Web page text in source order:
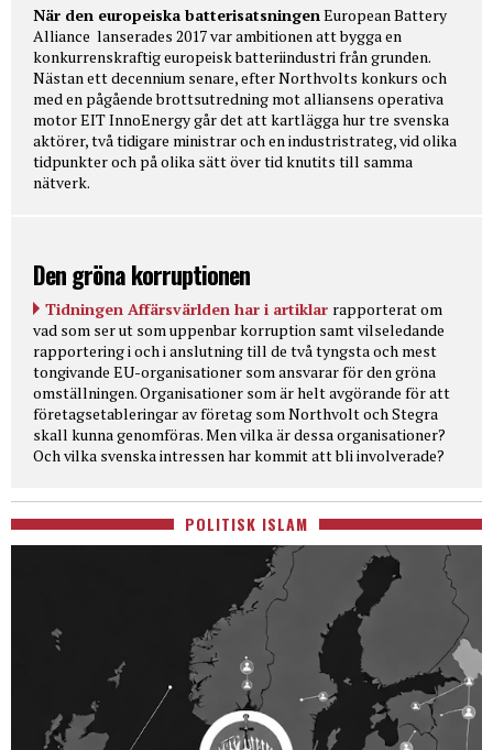
När den europeiska batterisatsningenEuropean Battery
Alliance lanserades 2017 var ambitionen att bygga en
konkurrenskraftig europeisk batteriindustri från grunden.
Nästan ett decennium senare, efter Northvolts konkurs och
med en pågående brottsutredning mot alliansens operativa
motor EIT InnoEnergy går det att kartlägga hur tre svenska
aktörer, två tidigare ministrar och en industristrateg, vid olika
tidpunkter och på olika sätt över tid knutits till samma
nätverk.
Den gröna korruptionen
Tidningen Affärsvärlden har i artiklar rapporterat om
vad som ser ut som uppenbar korruption samt vilseledande
rapportering i och i anslutning till de två tyngsta och mest
tongivande EU-organisationer som ansvarar för den gröna
omställningen. Organisationer som är helt avgörande för att
företagsetableringar av företag som Northvolt och Stegra
skall kunna genomföras. Men vilka är dessa organisationer?
Och vilka svenska intressen har kommit att bli involverade?
POLITISK ISLAM